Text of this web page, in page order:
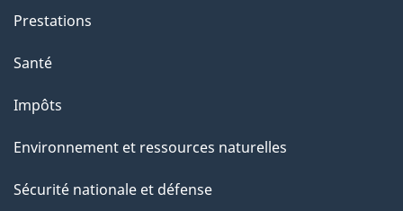
Prestations
Santé
Impôts
Environnement et ressources naturelles
Sécurité nationale et défense